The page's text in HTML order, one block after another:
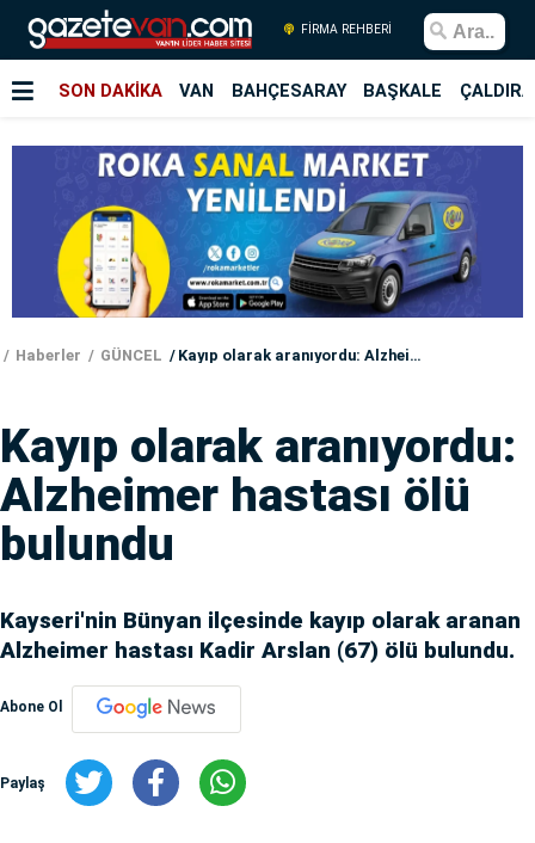
FİRMA REHBERİ
SON DAKİKA VAN BAHÇESARAY BAŞKALE
Haberler GÜNCEL Kayıp olarak aranıyordu: Alzheimer hastası ölü bulundu
Kayıp olarak aranıyordu:
Alzheimer hastası ölü
bulundu
Kayseri'nin Bünyan ilçesinde kayıp olarak aranan
Alzheimer hastası Kadir Arslan (67) ölü bulundu.
Abone Ol
Paylaş